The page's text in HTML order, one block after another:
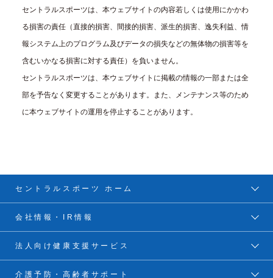
セントラルスポーツは、本ウェブサイトの内容若しくは使用にかかわ
る損害の責任（直接的損害、間接的損害、派生的損害、逸失利益、情
報システム上のプログラム及びデータの損失などの無体物の損害等を
含むいかなる損害に対する責任）を負いません。
セントラルスポーツは、本ウェブサイトに掲載の情報の一部または全
部を予告なく変更することがあります。また、メンテナンス等のため
に本ウェブサイトの運用を停止することがあります。
セントラルスポーツ ホーム
会社情報・IR情報
法人向け健康支援サービス
介護予防・高齢者サポート